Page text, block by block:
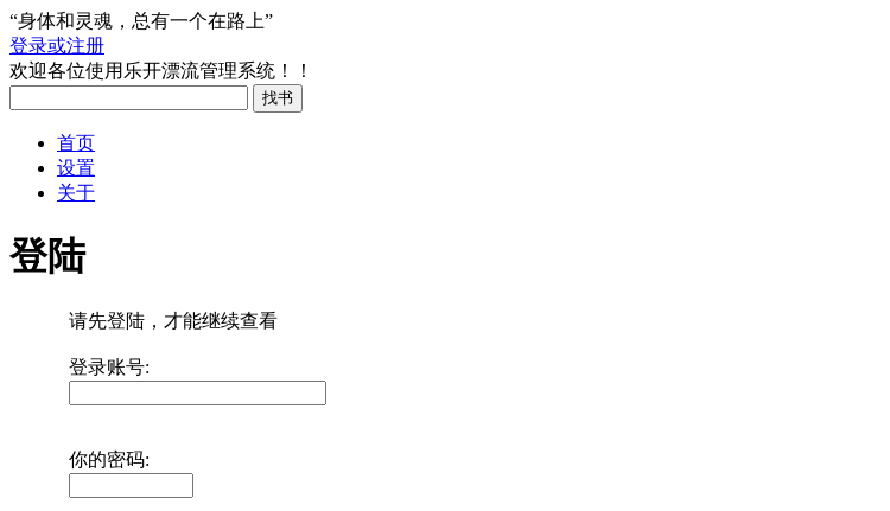
“身体和灵魂，总有一个在路上”
登录或注册
欢迎各位使用乐开漂流管理系统！！
首页
设置
关于
登陆
请先登陆，才能继续查看
登录账号:
你的密码: